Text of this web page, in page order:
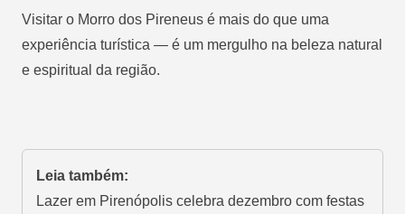
Visitar o Morro dos Pireneus é mais do que uma
experiência turística — é um mergulho na beleza natural
e espiritual da região.
Leia também:
Lazer em Pirenópolis celebra dezembro com festas